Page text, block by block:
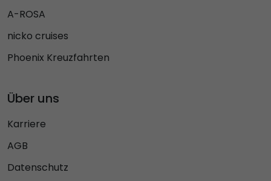
A-ROSA
nicko cruises
Phoenix Kreuzfahrten
Über uns
Karriere
AGB
Datenschutz